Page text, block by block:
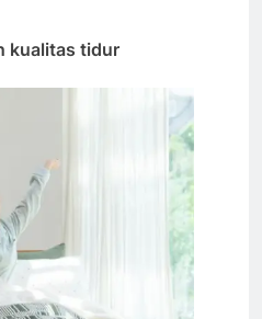
kualitas tidur